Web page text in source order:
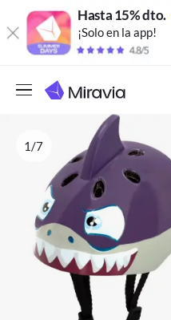
Hasta 15% dto.
¡Solo en la app!
1/7